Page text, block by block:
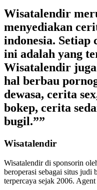
Wisatalendir
menyediakan
indonesia. Setiap
ini adalah yang
Wisatalendir
hal berbau
dewasa, cerita
bokep, cerita
bugil.””
Wisatalendir
Wisatalendir di sponsorin
beroperasi sebagai situs judi
terpercaya sejak 2006.